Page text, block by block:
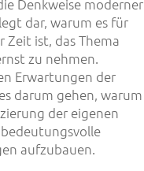
Denkweise moderner
dar, warum es für
Zeit ist, das Thema
zu nehmen.
Erwartungen der
darum gehen, warum
der eigenen
aufzubauen.